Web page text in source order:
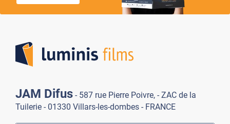
JAM Difus - 587 rue Pierre Poivre, - ZAC de la
Tuilerie - 01330 Villars-les-dombes - FRANCE